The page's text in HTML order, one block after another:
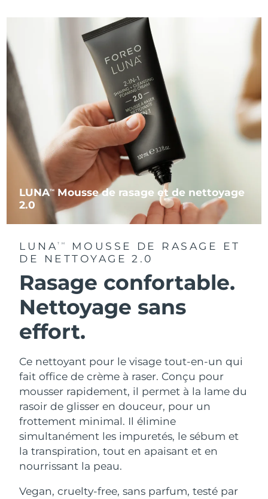
LUNATM
Mousse de rasage et de nettoyage
2.0
LUNATM
MOUSSE DE RASAGE ET
DE NETTOYAGE 2.0
Rasage confortable.
Nettoyage sans
effort.
Ce nettoyant pour le visage tout-en-un qui
fait office de crème à raser. Conçu pour
mousser rapidement, il permet à la lame du
rasoir de glisser en douceur, pour un
frottement minimal. Il élimine
simultanément les impuretés, le sébum et
la transpiration, tout en apaisant et en
nourrissant la peau.
Vegan, cruelty-free, sans parfum, testé par